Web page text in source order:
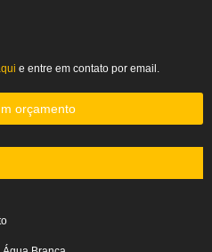
e entre em contato por email.
orçamento